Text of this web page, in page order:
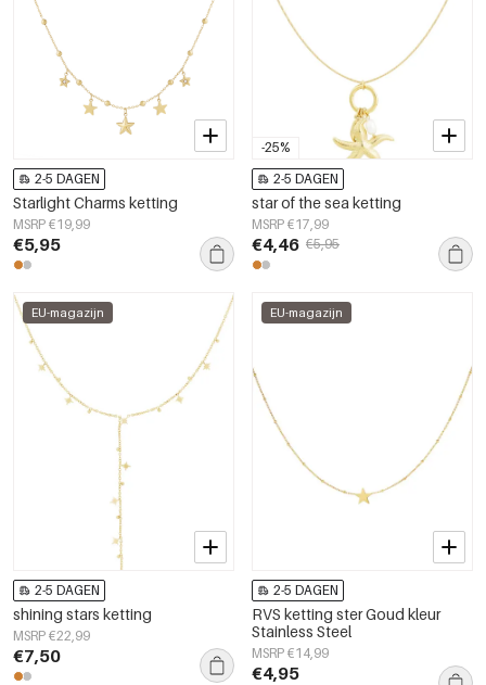
2-5 DAGEN
Starlight Charms ketting
MSRP €19,99
€5,95
-25%
2-5 DAGEN
star of the sea ketting
MSRP €17,99
€4,46 €5,95
EU-magazijn
2-5 DAGEN
shining stars ketting
MSRP €22,99
€7,50
EU-magazijn
2-5 DAGEN
RVS ketting ster Goud kleur
Stainless Steel
MSRP €14,99
€4,95